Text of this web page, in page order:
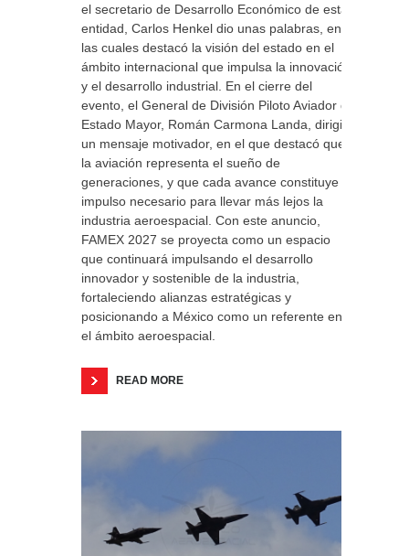
el secretario de Desarrollo Económico de esta
entidad, Carlos Henkel dio unas palabras, en
las cuales destacó la visión del estado en el
ámbito internacional que impulsa la innovación
y el desarrollo industrial. En el cierre del
evento, el General de División Piloto Aviador de
Estado Mayor, Román Carmona Landa, dirigió
un mensaje motivador, en el que destacó que
la aviación representa el sueño de
generaciones, y que cada avance constituye al
impulso necesario para llevar más lejos la
industria aeroespacial. Con este anuncio,
FAMEX 2027 se proyecta como un espacio
que continuará impulsando el desarrollo
innovador y sostenible de la industria,
fortaleciendo alianzas estratégicas y
posicionando a México como un referente en
el ámbito aeroespacial.
READ MORE